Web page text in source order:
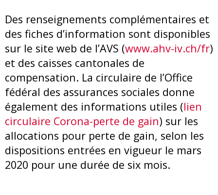
Des renseignements complémentaires et
des fiches d’information sont disponibles
sur le site web de l’AVS (www.ahv-iv.ch/fr)
et des caisses cantonales de
compensation. La circulaire de l’Office
fédéral des assurances sociales donne
également des informations utiles (lien
circulaire Corona-perte de gain) sur les
allocations pour perte de gain, selon les
dispositions entrées en vigueur le mars
2020 pour une durée de six mois.